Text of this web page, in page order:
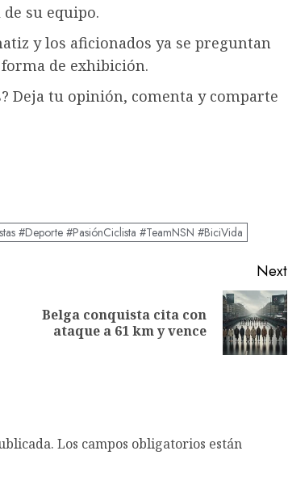
su equipo.
y los aficionados ya se preguntan
de exhibición.
Deja tu opinión, comenta y comparte
#Deporte #PasiónCiclista #TeamNSN #BiciVida
Previous
Next
Belga conquista cita con
ataque a 61 km y vence
Los campos obligatorios están